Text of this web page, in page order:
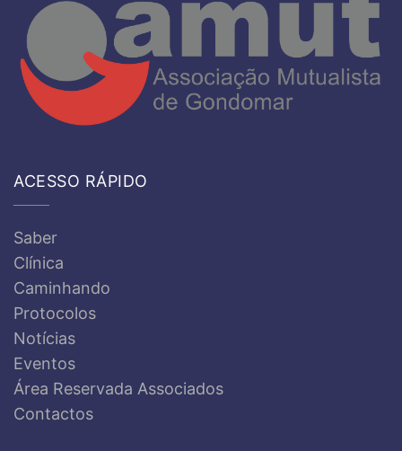
ACESSO RÁPIDO
Saber
Clínica
Caminhando
Protocolos
Notícias
Eventos
Área Reservada Associados
Contactos